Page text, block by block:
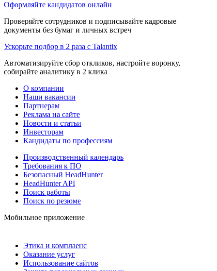
Оформляйте кандидатов онлайн
Проверяйте сотрудников и подписывайте кадровые
документы без бумаг и личных встреч
Ускорьте подбор в 2 раза с Talantix
Автоматизируйте сбор откликов, настройте воронку,
собирайте аналитику в 2 клика
О компании
Наши вакансии
Партнерам
Реклама на сайте
Новости и статьи
Инвесторам
Кандидаты по профессиям
Производственный календарь
Требования к ПО
Безопасный HeadHunter
HeadHunter API
Поиск работы
Поиск по резюме
Мобильное приложение
Этика и комплаенс
Оказание услуг
Использование сайтов